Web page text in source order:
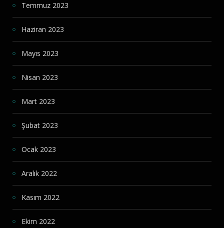
Temmuz 2023
Haziran 2023
Mayıs 2023
Nisan 2023
Mart 2023
Şubat 2023
Ocak 2023
Aralık 2022
Kasım 2022
Ekim 2022